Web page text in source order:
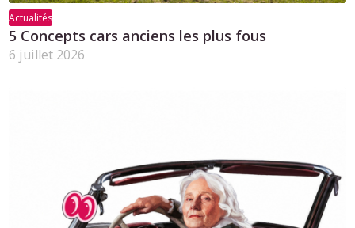
Actualités
5 Concepts cars anciens les plus fous
6 juillet 2026